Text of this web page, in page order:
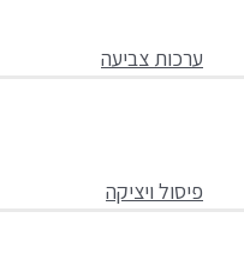
ערכות צביעה
פיסול ויציקה